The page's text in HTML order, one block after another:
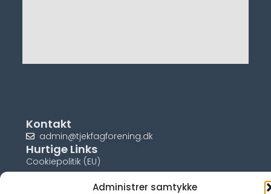
Administrer samtykke
Kontakt
admin@tjekfagforening.dk
Hurtige Links
Cookiepolitik (EU)